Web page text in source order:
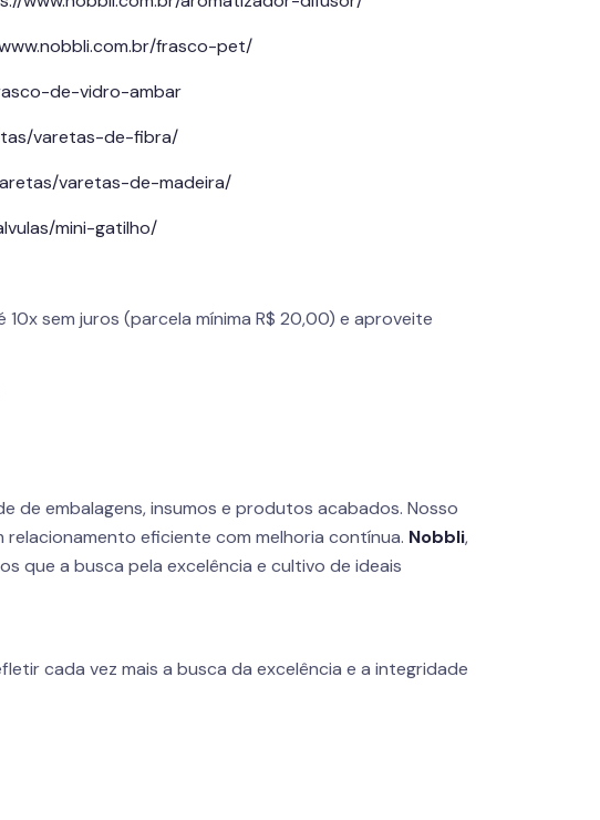
frasco-pet/
de-vidro-ambar
varetas-de-fibra/
varetas-de-madeira/
mini-gatilho/
10x sem juros (parcela mínima R$ 20,00) e aproveite
de embalagens, insumos e produtos acabados. Nosso
eficiente com melhoria contínua. Nobbli,
que a busca pela excelência e cultivo de ideais
cada vez mais a busca da excelência e a integridade